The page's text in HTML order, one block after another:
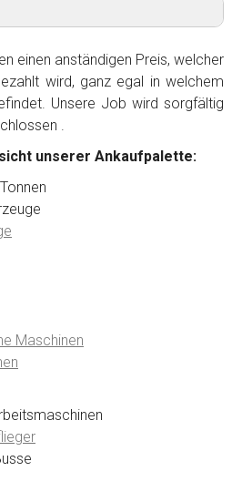
einen anständigen Preis, welcher
wird, ganz egal in welchem
Unsere Job wird sorgfältig
.
unserer Ankaufpalette:
Maschinen